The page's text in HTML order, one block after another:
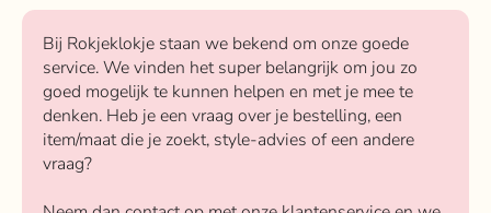
Bij Rokjeklokje staan we bekend om onze goede
service. We vinden het super belangrijk om jou zo
goed mogelijk te kunnen helpen en met je mee te
denken. Heb je een vraag over je bestelling, een
item/maat die je zoekt, style-advies of een andere
vraag?